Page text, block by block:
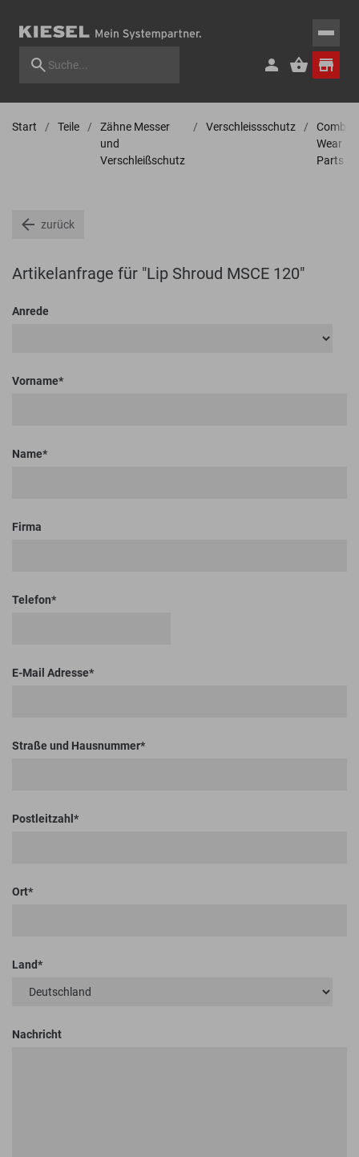
Start Teile
Zähne Messer
und
Verschleißschutz
Verschleissschutz
Combi
Wear
Parts
zurück
Artikelanfrage für "Lip Shroud MSCE 120"
Anrede
Vorname
Name
Firma
Telefon
E-Mail Adresse
Straße und Hausnummer
Postleitzahl
Ort
Land
Nachricht